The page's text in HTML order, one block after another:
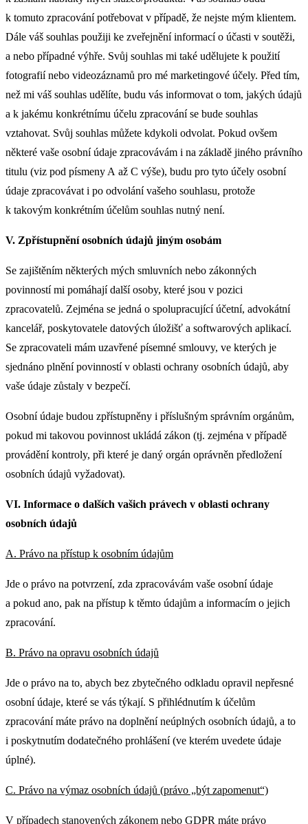
k tomuto zpracování potřebovat v případě, že nejste mým klientem.
Dále váš souhlas použiji ke zveřejnění informací o účasti v soutěži,
a nebo případné výhře. Svůj souhlas mi také udělujete k použití
fotografií nebo videozáznamů pro mé marketingové účely. Před tím,
než mi váš souhlas udělíte, budu vás informovat o tom, jakých údajů
a k jakému konkrétnímu účelu zpracování se bude souhlas
vztahovat. Svůj souhlas můžete kdykoli odvolat. Pokud ovšem
některé vaše osobní údaje zpracovávám i na základě jiného právního
titulu (viz pod písmeny A až C výše), budu pro tyto účely osobní
údaje zpracovávat i po odvolání vašeho souhlasu, protože
k takovým konkrétním účelům souhlas nutný není.
V. Zpřístupnění osobních údajů jiným osobám
Se zajištěním některých mých smluvních nebo zákonných
povinností mi pomáhají další osoby, které jsou v pozici
zpracovatelů. Zejména se jedná o spolupracující účetní, advokátní
kancelář, poskytovatele datových úložišť a softwarových aplikací.
Se zpracovateli mám uzavřené písemné smlouvy, ve kterých je
sjednáno plnění povinností v oblasti ochrany osobních údajů, aby
vaše údaje zůstaly v bezpečí.
Osobní údaje budou zpřístupněny i příslušným správním orgánům,
pokud mi takovou povinnost ukládá zákon (tj. zejména v případě
provádění kontroly, při které je daný orgán oprávněn předložení
osobních údajů vyžadovat).
VI. Informace o dalších vašich právech v oblasti ochrany
osobních údajů
A. Právo na přístup k osobním údajům
Jde o právo na potvrzení, zda zpracovávám vaše osobní údaje
a pokud ano, pak na přístup k těmto údajům a informacím o jejich
zpracování.
B. Právo na opravu osobních údajů
Jde o právo na to, abych bez zbytečného odkladu opravil nepřesné
osobní údaje, které se vás týkají. S přihlédnutím k účelům
zpracování máte právo na doplnění neúplných osobních údajů, a to
i poskytnutím dodatečného prohlášení (ve kterém uvedete údaje
úplné).
C. Právo na výmaz osobních údajů (právo „být zapomenut“)
V případech stanovených zákonem nebo GDPR máte právo